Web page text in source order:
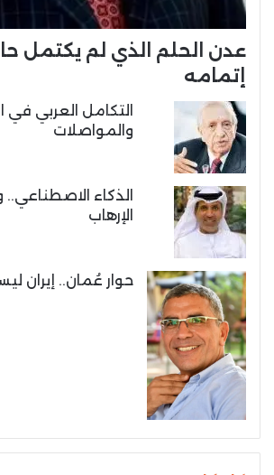
عدن الحلم الذي لم يكتمل
إتمامه
التكامل العربي في
والمواصلات
الذكاء
الإرهاب
حوار عُمان.. إيران